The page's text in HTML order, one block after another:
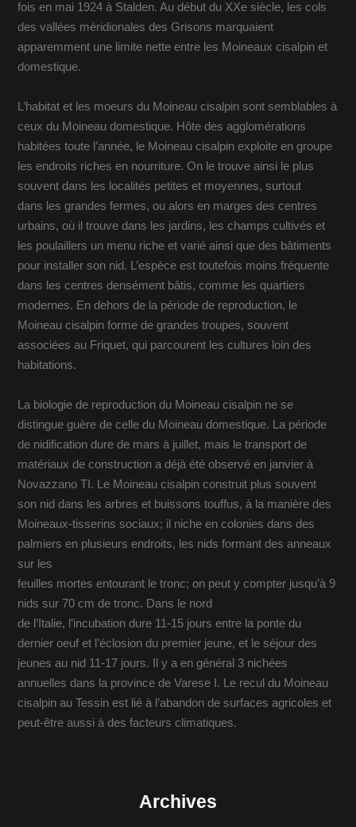
fois en mai 1924 à Stalden. Au début du XXe siècle, les cols
des vallées méridionales des Grisons marquaient
apparemment une limite nette entre les Moineaux cisalpin et
domestique.
L’habitat et les moeurs du Moineau cisalpin sont semblables à
ceux du Moineau domestique. Hôte des agglomérations
habitées toute l’année, le Moineau cisalpin exploite en groupe
les endroits riches en nourriture. On le trouve ainsi le plus
souvent dans les localités petites et moyennes, surtout
dans les grandes fermes, ou alors en marges des centres
urbains, où il trouve dans les jardins, les champs cultivés et
les poulaillers un menu riche et varié ainsi que des bâtiments
pour installer son nid. L’espèce est toutefois moins fréquente
dans les centres densément bâtis, comme les quartiers
modernes. En dehors de la période de reproduction, le
Moineau cisalpin forme de grandes troupes, souvent
associées au Friquet, qui parcourent les cultures loin des
habitations.
La biologie de reproduction du Moineau cisalpin ne se
distingue guère de celle du Moineau domestique. La période
de nidification dure de mars à juillet, mais le transport de
matériaux de construction a déjà été observé en janvier à
Novazzano TI. Le Moineau cisalpin construit plus souvent
son nid dans les arbres et buissons touffus, à la manière des
Moineaux-tisserins sociaux; il niche en colonies dans des
palmiers en plusieurs endroits, les nids formant des anneaux
sur les
feuilles mortes entourant le tronc; on peut y compter jusqu’à 9
nids sur 70 cm de tronc. Dans le nord
de l’Italie, l’incubation dure 11-15 jours entre la ponte du
dernier oeuf et l’éclosion du premier jeune, et le séjour des
jeunes au nid 11-17 jours. Il y a en général 3 nichées
annuelles dans la province de Varese I. Le recul du Moineau
cisalpin au Tessin est lié à l’abandon de surfaces agricoles et
peut-être aussi à des facteurs climatiques.
Archives